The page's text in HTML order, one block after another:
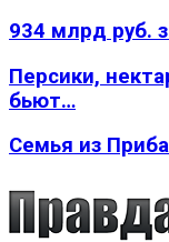
934 млрд руб.
Персики,
бьют…
Семья из